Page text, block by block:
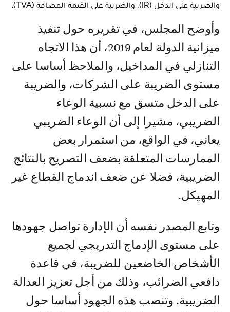
والضريبة على الدخل (IR)، والضريبة على القيمة المضافة (TVA).
وأوضح المجلس، في تقريره حول تنفيذ
ميزانية الدولة لعام 2019، أن هذا الاتجاه
التنازلي في المداخيل، والملاحظ أساسا على
مستوى الضريبة على الشركات، والضريبة
على الدخل متسق مع نسبية الوعاء
الضريبي، مشيرا إلى أن الوعاء الضريبي
يعاني، في الواقع، من استمرار بعض
الممارسات المتعلقة بضعف التصريح بالنتائج
الضريبية، فضلا عن ضعف اندماج القطاع غير
المهيكل.
وتابع المصدر نفسه أن الإدارة تواصل جهودها
على مستوى الإدماج التدريجي لجميع
الأشخاص الخاضعين للضريبة، في قاعدة
دافعي الضرائب، وذلك من أجل تعزيز العدالة
الضريبية. وتنصب هذه الجهود أساسا حول